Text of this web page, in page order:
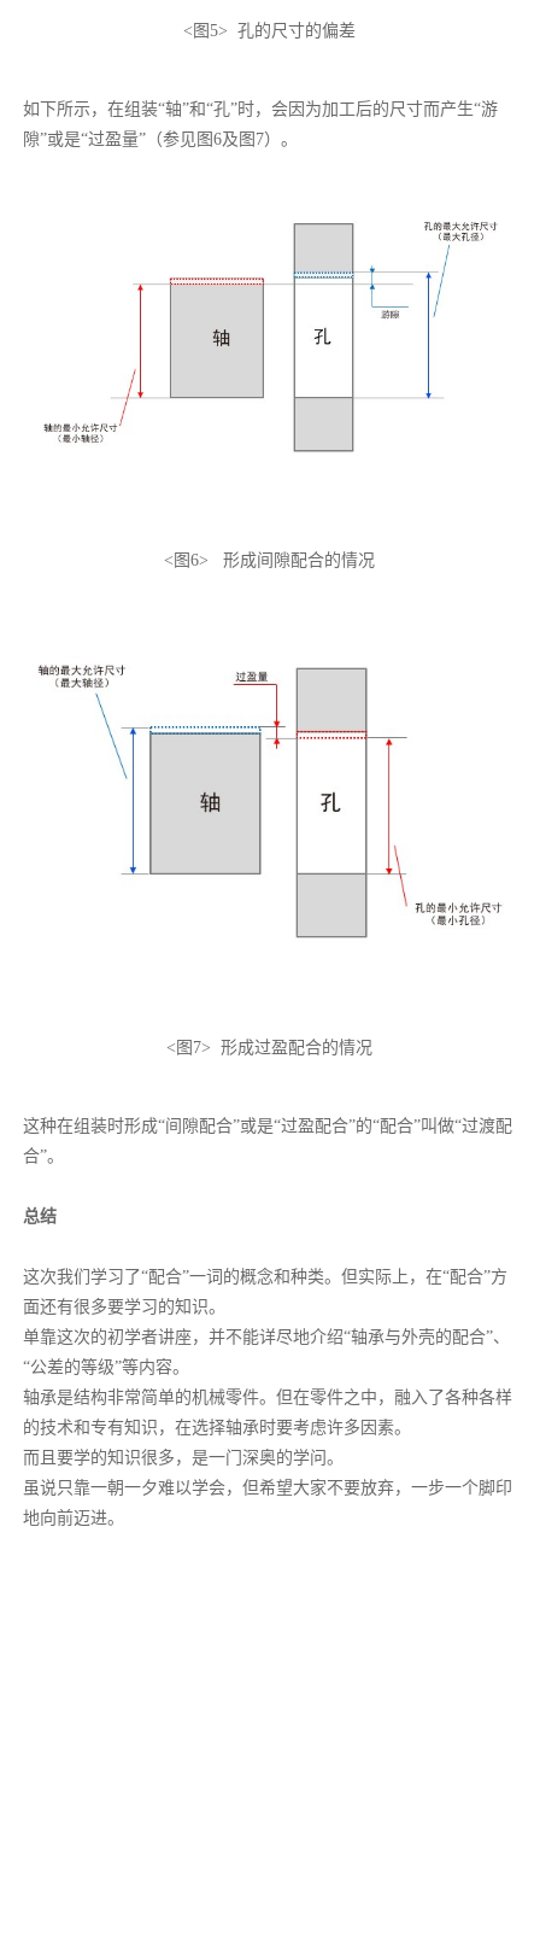
<图5> 孔的尺寸的偏差
如下所示，在组装“轴”和“孔”时，会因为加工后的尺寸而产生“游
隙”或是“过盈量”（参见图6及图7）。
<图6> 形成间隙配合的情况
<图7> 形成过盈配合的情况
这种在组装时形成“间隙配合”或是“过盈配合”的“配合”叫做“过渡配
合”。
总结
这次我们学习了“配合”一词的概念和种类。但实际上，在“配合”方
面还有很多要学习的知识。
单靠这次的初学者讲座，并不能详尽地介绍“轴承与外壳的配合”、
“公差的等级”等内容。
轴承是结构非常简单的机械零件。但在零件之中，融入了各种各样
的技术和专有知识，在选择轴承时要考虑许多因素。
而且要学的知识很多，是一门深奥的学问。
虽说只靠一朝一夕难以学会，但希望大家不要放弃，一步一个脚印
地向前迈进。